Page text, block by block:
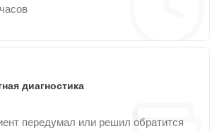
диагностика
передумал или решил обратится